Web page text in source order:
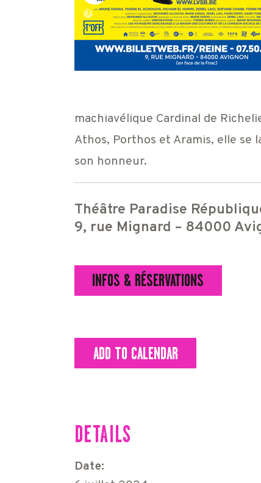
machiavélique Cardinal de
Athos, Porthos et Aramis, elle
son honneur.
Théâtre Paradise
9, rue Mignard – 84000
INFOS & RÉSERVATIONS
ADD TO CALENDAR
DETAILS
Date: